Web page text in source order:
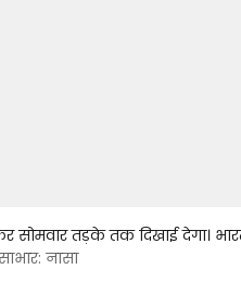
सोमवार तड़के तक दिखाई देगा।
नासा